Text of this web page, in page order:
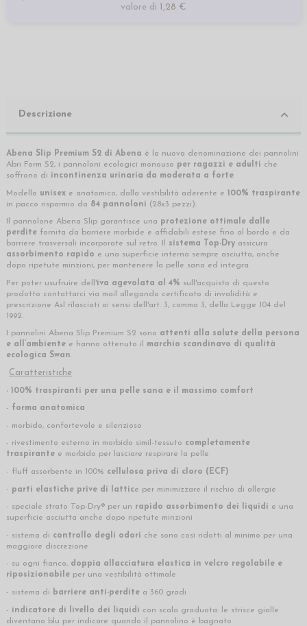
valore di 1,28 €
Descrizione
Abena Slip Premium S2 di Abena è la nuova denominazione dei pannolini
Abri Form S2, i pannoloni ecologici monouso per ragazzi e adulti che
soffrono di incontinenza urinaria da moderata a forte.
Modello unisex e anatomico, dalla vestibilità aderente e 100% traspirante
in pacco risparmio da 84 pannoloni (28x3 pezzi).
Il pannolone Abena Slip garantisce una protezione ottimale dalle
perdite fornita da barriere morbide e affidabili estese fino al bordo e da
barriere trasversali incorporate sul retro. Il sistema Top-Dry assicura
assorbimento rapido e una superficie interna sempre asciutta, anche
dopo ripetute minzioni, per mantenere la pelle sana ed integra.
Per poter usufruire dell'iva agevolata al 4% sull'acquisto di questo
prodotto contattarci via mail allegando certificato di invalidità e
prescrizione Asl rilasciati ai sensi dell'art. 3, comma 3, della Legge 104 del
1992.
I pannolini Abena Slip Premium S2 sono attenti alla salute della persona
e all’ambiente e hanno ottenuto il marchio scandinavo di qualità
ecologica Swan.
Caratteristiche
- 100% traspiranti per una pelle sana e il massimo comfort
- forma anatomica
- morbido, confortevole e silenzioso
- rivestimento esterno in morbido simil-tessuto completamente
traspirante e morbido per lasciare respirare la pelle
- fluff assorbente in 100% cellulosa priva di cloro (ECF)
- parti elastiche prive di lattice per minimizzare il rischio di allergie
- speciale strato Top-Dry® per un rapido assorbimento dei liquidi e una
superficie asciutta anche dopo ripetute minzioni
- sistema di controllo degli odori che sono così ridotti al minimo per una
maggiore discrezione
- su ogni fianco, doppia allacciatura elastica in velcro regolabile e
riposizionabile per una vestibilità ottimale
- sistema di barriere anti-perdite a 360 gradi
- indicatore di livello dei liquidi con scala graduata: le strisce gialle
diventano blu per indicare quando il pannolino è bagnato